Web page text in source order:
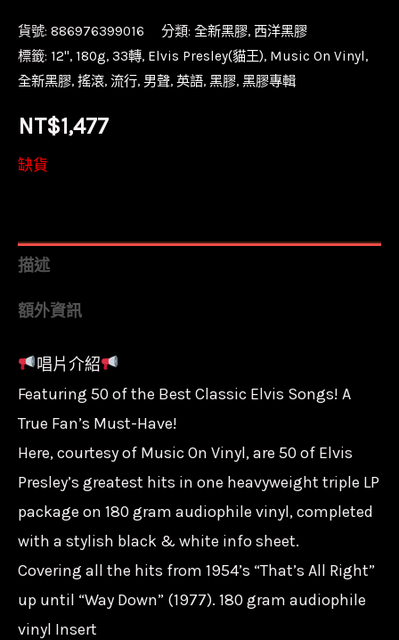
貨號: 886976399016 分類: 全新黑膠, 西洋黑膠
標籤: 12'', 180g, 33轉, Elvis Presley(貓王), Music On Vinyl,
全新黑膠, 搖滾, 流行, 男聲, 英語, 黑膠, 黑膠專輯
NT$1,477
缺貨
描述
額外資訊
唱片介紹
Featuring 50 of the Best Classic Elvis Songs! A
True Fan’s Must-Have!
Here, courtesy of Music On Vinyl, are 50 of Elvis
Presley’s greatest hits in one heavyweight triple LP
package on 180 gram audiophile vinyl, completed
with a stylish black & white info sheet.
Covering all the hits from 1954’s “That’s All Right”
up until “Way Down” (1977). 180 gram audiophile
vinyl Insert